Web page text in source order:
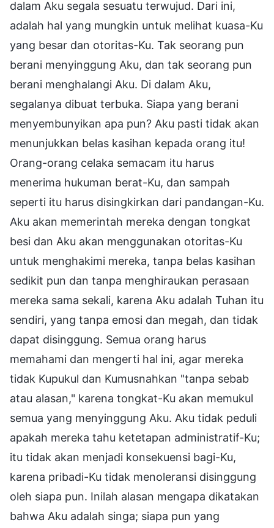
dalam Aku segala sesuatu terwujud. Dari ini,
adalah hal yang mungkin untuk melihat kuasa-Ku
yang besar dan otoritas-Ku. Tak seorang pun
berani menyinggung Aku, dan tak seorang pun
berani menghalangi Aku. Di dalam Aku,
segalanya dibuat terbuka. Siapa yang berani
menyembunyikan apa pun? Aku pasti tidak akan
menunjukkan belas kasihan kepada orang itu!
Orang-orang celaka semacam itu harus
menerima hukuman berat-Ku, dan sampah
seperti itu harus disingkirkan dari pandangan-Ku.
Aku akan memerintah mereka dengan tongkat
besi dan Aku akan menggunakan otoritas-Ku
untuk menghakimi mereka, tanpa belas kasihan
sedikit pun dan tanpa menghiraukan perasaan
mereka sama sekali, karena Aku adalah Tuhan itu
sendiri, yang tanpa emosi dan megah, dan tidak
dapat disinggung. Semua orang harus
memahami dan mengerti hal ini, agar mereka
tidak Kupukul dan Kumusnahkan "tanpa sebab
atau alasan," karena tongkat-Ku akan memukul
semua yang menyinggung Aku. Aku tidak peduli
apakah mereka tahu ketetapan administratif-Ku;
itu tidak akan menjadi konsekuensi bagi-Ku,
karena pribadi-Ku tidak menoleransi disinggung
oleh siapa pun. Inilah alasan mengapa dikatakan
bahwa Aku adalah singa; siapa pun yang